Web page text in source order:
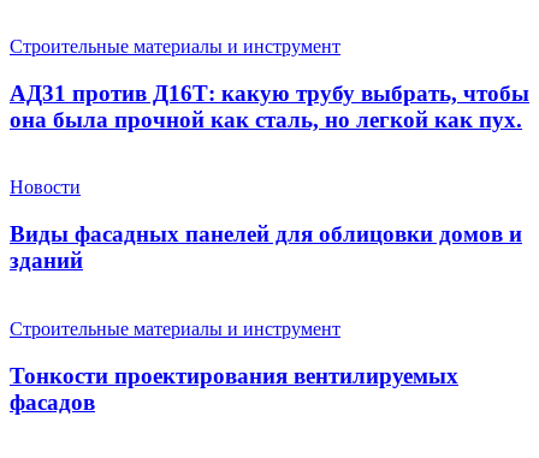
Строительные материалы и инструмент
АД31 против Д16Т: какую трубу выбрать, чтобы
она была прочной как сталь, но легкой как пух.
Новости
Виды фасадных панелей для облицовки домов и
зданий
Строительные материалы и инструмент
Тонкости проектирования вентилируемых
фасадов